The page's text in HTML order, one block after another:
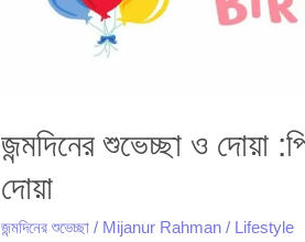
জন্মদিনের শুভেচ্ছা ও দোয়া
দোয়া
জন্মদিনের শুভেচ্ছা / Mijanur Rahman/ Lifestyle